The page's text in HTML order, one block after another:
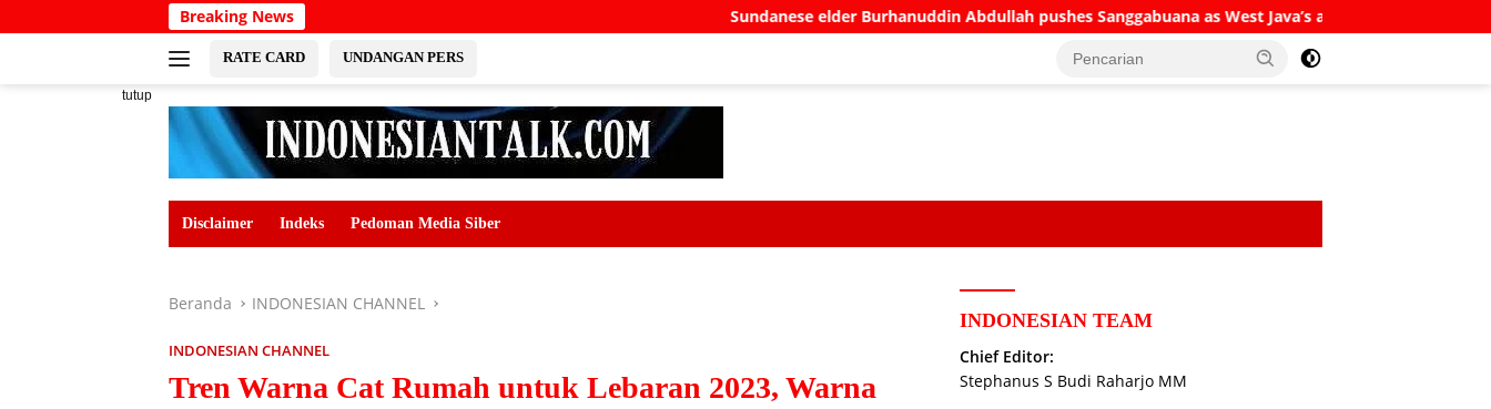
ke
Breaking News Sundanese elder Burhanuddin Abdullah pushes Sanggabuana as West Java’s answer to Danantara
RATE CARD UNDANGAN PERS
tutup
Disclaimer Indeks Pedoman Media Siber
Beranda INDONESIAN CHANNEL
INDONESIAN CHANNEL
Tren Warna Cat Rumah untuk Lebaran 2023, Warna
INDONESIAN TEAM
Chief Editor:
Stephanus S Budi Raharjo MM